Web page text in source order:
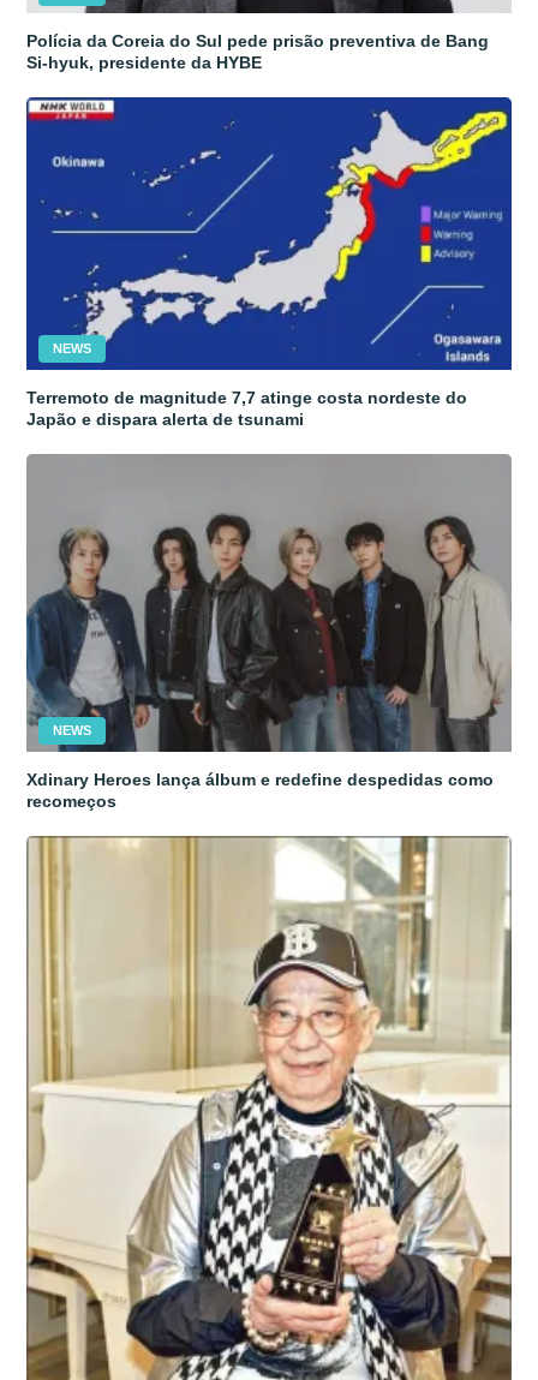
Polícia da Coreia do Sul pede prisão preventiva de Bang
Si-hyuk, presidente da HYBE
NEWS
Terremoto de magnitude 7,7 atinge costa nordeste do
Japão e dispara alerta de tsunami
NEWS
Xdinary Heroes lança álbum e redefine despedidas como
recomeços